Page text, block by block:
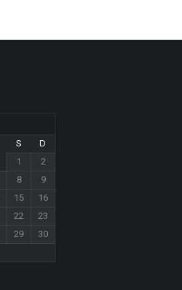
S
D
1
2
8
9
15
16
22
23
29
30